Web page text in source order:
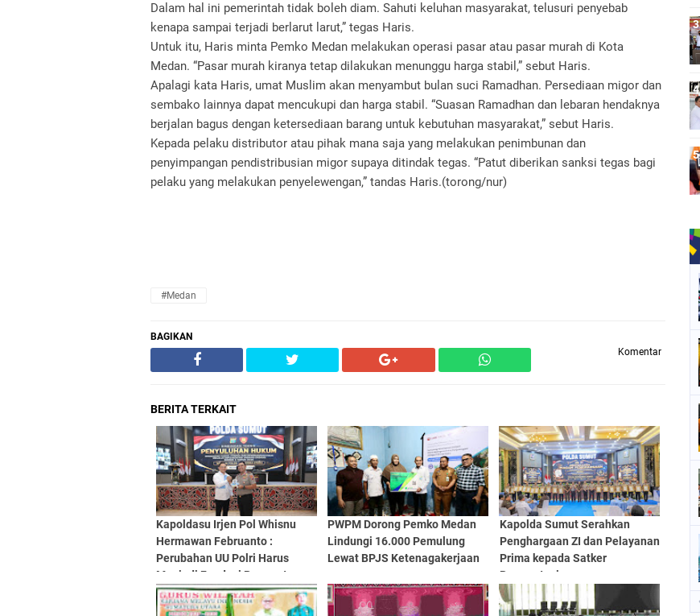
Dalam hal ini pemerintah tidak boleh diam. Sahuti keluhan masyarakat, telusuri penyebab
kenapa sampai terjadi berlarut larut,” tegas Haris.
Untuk itu, Haris minta Pemko Medan melakukan operasi pasar atau pasar murah di Kota
Medan. “Pasar murah kiranya tetap dilakukan menunggu harga stabil,” sebut Haris.
Apalagi kata Haris, umat Muslim akan menyambut bulan suci Ramadhan. Persediaan migor dan
sembako lainnya dapat mencukupi dan harga stabil. “Suasan Ramadhan dan lebaran hendaknya
berjalan bagus dengan ketersediaan barang untuk kebutuhan masyarakat,” sebut Haris.
Kepada pelaku distributor atau pihak mana saja yang melakukan penimbunan dan
penyimpangan pendistribusian migor supaya ditindak tegas. “Patut diberikan sanksi tegas bagi
pelaku yang melakukan penyelewengan,” tandas Haris.(torong/nur)
#Medan
BAGIKAN
Komentar
BERITA TERKAIT
Kapoldasu Irjen Pol Whisnu
Hermawan Februanto :
Perubahan UU Polri Harus
Menjadi Fondasi Penguatan
Profesionalisme dan
Akuntabilitas Personel
PWPM Dorong Pemko Medan
Lindungi 16.000 Pemulung
Lewat BPJS Ketenagakerjaan
Kapolda Sumut Serahkan
Penghargaan ZI dan Pelayanan
Prima kepada Satker
Berprestasi